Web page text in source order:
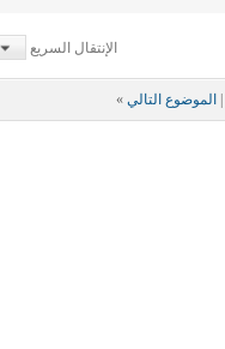
الإنتقال السريع
الموضوع التالي »